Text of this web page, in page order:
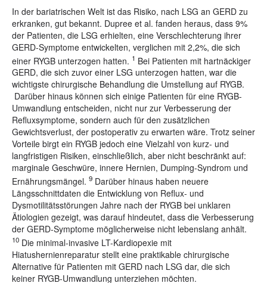
In der bariatrischen Welt ist das Risiko, nach LSG an GERD zu
erkranken, gut bekannt. Dupree et al. fanden heraus, dass 9%
der Patienten, die LSG erhielten, eine Verschlechterung ihrer
GERD-Symptome entwickelten, verglichen mit 2,2%, die sich
einer RYGB unterzogen hatten. 1 Bei Patienten mit hartnäckiger
GERD, die sich zuvor einer LSG unterzogen hatten, war die
wichtigste chirurgische Behandlung die Umstellung auf RYGB.
Darüber hinaus können sich einige Patienten für eine RYGB-
Umwandlung entscheiden, nicht nur zur Verbesserung der
Refluxsymptome, sondern auch für den zusätzlichen
Gewichtsverlust, der postoperativ zu erwarten wäre. Trotz seiner
Vorteile birgt ein RYGB jedoch eine Vielzahl von kurz- und
langfristigen Risiken, einschließlich, aber nicht beschränkt auf:
marginale Geschwüre, innere Hernien, Dumping-Syndrom und
Ernährungsmängel. 9 Darüber hinaus haben neuere
Längsschnittdaten die Entwicklung von Reflux- und
Dysmotilitätsstörungen Jahre nach der RYGB bei unklaren
Ätiologien gezeigt, was darauf hindeutet, dass die Verbesserung
der GERD-Symptome möglicherweise nicht lebenslang anhält.
10 Die minimal-invasive LT-Kardiopexie mit
Hiatushernienreparatur stellt eine praktikable chirurgische
Alternative für Patienten mit GERD nach LSG dar, die sich
keiner RYGB-Umwandlung unterziehen möchten.